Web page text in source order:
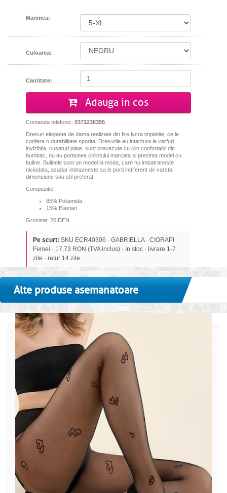
Marimea:
Culoarea:
Cantitate:
Adauga in cos
Comanda telefonic: 0371236355
Dresuri elegante de dama realizate din fire lycra impletite, ce le
confera o durabilitate sporita. Dresurile au intaritura la varfuri
invizibila, cusaturi plate, sunt prevazute cu clin confortabil din
bumbac, nu au portiunea chilotului marcata si prezinta model cu
buline. Bulinele sunt un model la moda, care nu imbatraneste
niciodata, asadar indrazneste sa le porti indiferent de varsta,
dimensiune sau stil preferat.
Compozitie:
85% Poliamida
15% Elastan
Grosime: 20 DEN
Pe scurt: SKU ECR40306 · GABRIELLA · CIORAPI
Femei · 17,73 RON (TVA inclus) · In stoc · livrare 1-7
zile · retur 14 zile
Alte produse asemanatoare